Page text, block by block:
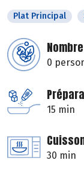
Plat Principal
0
15 min
30 min